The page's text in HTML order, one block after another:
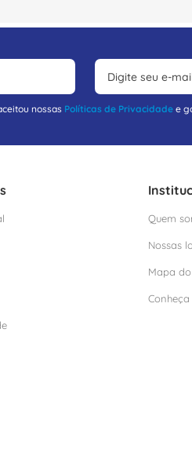
nossas Políticas de Privacidade e
Quem
Nossas
Mapa